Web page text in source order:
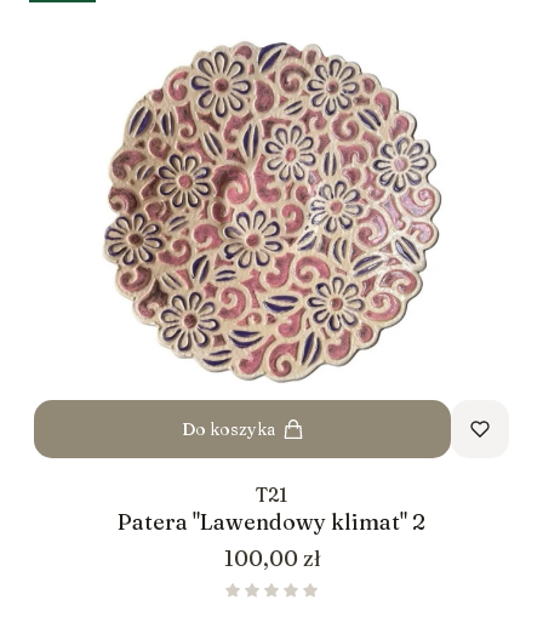
Do koszyka
T21
Patera "Lawendowy klimat" 2
Cena
100,00 zł